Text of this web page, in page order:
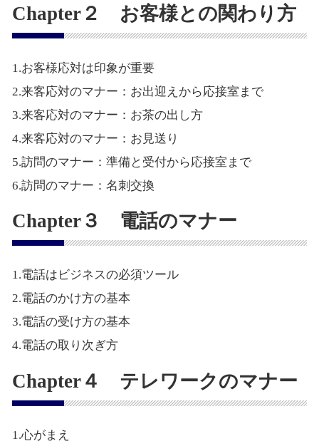
Chapter２ お客様との関わり方
1.お客様応対は印象が重要
2.来客応対のマナー：お出迎えから応接室まで
3.来客応対のマナー：お茶の出し方
4.来客応対のマナー：お見送り
5.訪問のマナー：準備と受付から応接室まで
6.訪問のマナー：名刺交換
Chapter３ 電話のマナー
1.電話はビジネスの必須ツール
2.電話のかけ方の基本
3.電話の受け方の基本
4.電話の取り次ぎ方
Chapter４ テレワークのマナー
1.心がまえ